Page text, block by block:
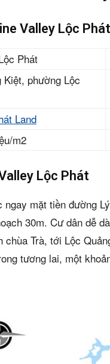
Valley Lộc Phát
Phát
phường Lộc
Land
m2
Lộc Phát
ngay mặt tiền đường
30m. Cư dân dễ
chùa Trà, tới Lộc
tương lai, một